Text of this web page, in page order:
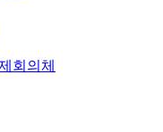
회의체